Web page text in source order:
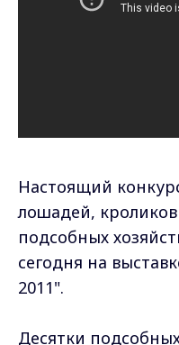
Настоящий
лошадей,
подсобных
сегодня на
2011".
Десятки